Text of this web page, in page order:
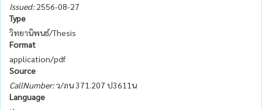
Issued: 2556-08-27
Type
วิทยานิพนธ์/Thesis
Format
application/pdf
Source
CallNumber:ว/ภน 371.207 ป3611น
Language